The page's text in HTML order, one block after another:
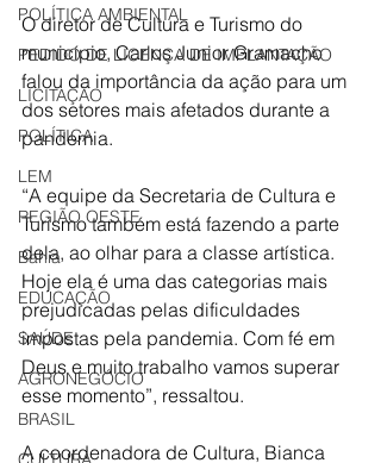
POLÍTICA AMBIENTAL
PEDIDO DE LICENÇA DE IMPLANTAÇÃO
LICITAÇÃO
POLÍTICA
LEM
REGIÃO OESTE
Bahia
EDUCAÇÃO
SAÚDE
AGRONEGÓCIO
BRASIL
O diretor de Cultura e Turismo do
município, Carlos Junior Gramacho
falou da importância da ação para um
dos setores mais afetados durante a
pandemia.
“A equipe da Secretaria de Cultura e
Turismo também está fazendo a parte
dela, ao olhar para a classe artística.
Hoje ela é uma das categorias mais
prejudicadas pelas dificuldades
impostas pela pandemia. Com fé em
Deus e muito trabalho vamos superar
esse momento”, ressaltou.
A coordenadora de Cultura, Bianca